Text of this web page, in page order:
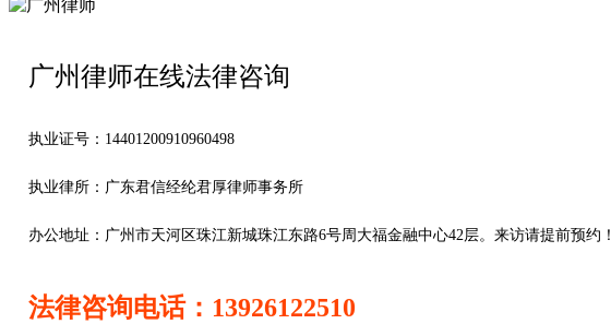
广州律师在线法律咨询
执业证号：14401200910960498
执业律所：广东君信经纶君厚律师事务所
办公地址： 广州市天河区珠江新城珠江东路6号周大福金融中心42层。来访请提前预约！
法律咨询电话：13926122510